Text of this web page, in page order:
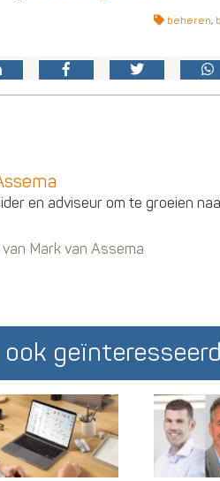
beheren,
en adviseur om te groeien
Mark van Assema